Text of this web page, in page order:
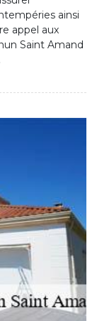
ainsi
appel aux
Saint Amand